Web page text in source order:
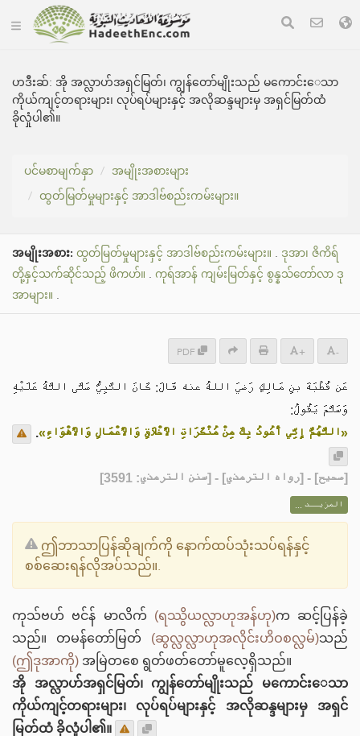
ဟဒီးဆ်: အို အလ္လာဟ်အရှင်မြတ်၊ ကျွန်တော်မျိုးသည် မကောင်း‌ေသာ
ကိုယ်ကျင့်တရားများ၊ လုပ်ရပ်များနှင့် အလိုဆန္ဒများမှ အရှင်မြတ်ထံ
ခိုလှုံပါ၏။
ပင်မစာမျက်နှာ
အမျိုးအစားများ
ထွတ်မြတ်မှုများနှင့် အာဒါဗ်စည်းကမ်းများ။
အမျိုးအစား: ထွတ်မြတ်မှုများနှင့် အာဒါဗ်စည်းကမ်းများ။ . ဒုအာ၊ ဇိကိရ်
တို့နှင့်သက်ဆိုင်သည့် ဖိကဟ်။ . ကုရ်အာန် ကျမ်းမြတ်နှင့် စွန္နသ်တော်လာ ဒု
အာများ။ .
PDF + -
عَن قُطْبَةَ بنِ مَالِكٍ رَضيَ اللهُ عنه قَالَ: كَانَ النَّبِيُّ صَلَّى اللَّهُ عَلَيْهِ
وَسَلَّمَ يَقُولُ:
«اللَّهُمَّ إِنِّي أَعُوذُ بِكَ مِنْ مُنْكَرَاتِ الأَخْلاَقِ وَالأَعْمَالِ وَالأَهْوَاءِ».
[صحيح] - [رواه الترمذي] - [سنن الترمذي: 3591]
المزيــد ...
ဤဘာသာပြန်ဆိုချက်ကို နောက်ထပ်သုံးသပ်ရန်နှင့်
စစ်ဆေးရန်လိုအပ်သည်။.
ကုသ်ဗဟ် ဗင်န် မာလိက် (ရဿွိယလ္လာဟုအန်ဟု)က ဆင့်ပြန်ခဲ့
သည်။ တမန်တော်မြတ် (ဆွလ္လလ္လာဟုအလိုင်းဟိဝစလ္လမ်)သည်
(ဤဒုအာကို) အမြဲတစေ ရွတ်ဖတ်တော်မူလေ့ရှိသည်။
အို အလ္လာဟ်အရှင်မြတ်၊ ကျွန်တော်မျိုးသည် မကောင်း‌ေသာ
ကိုယ်ကျင့်တရားများ၊ လုပ်ရပ်များနှင့် အလိုဆန္ဒများမှ အရှင်
မြတ်ထံ ခိုလှုံပါ၏။